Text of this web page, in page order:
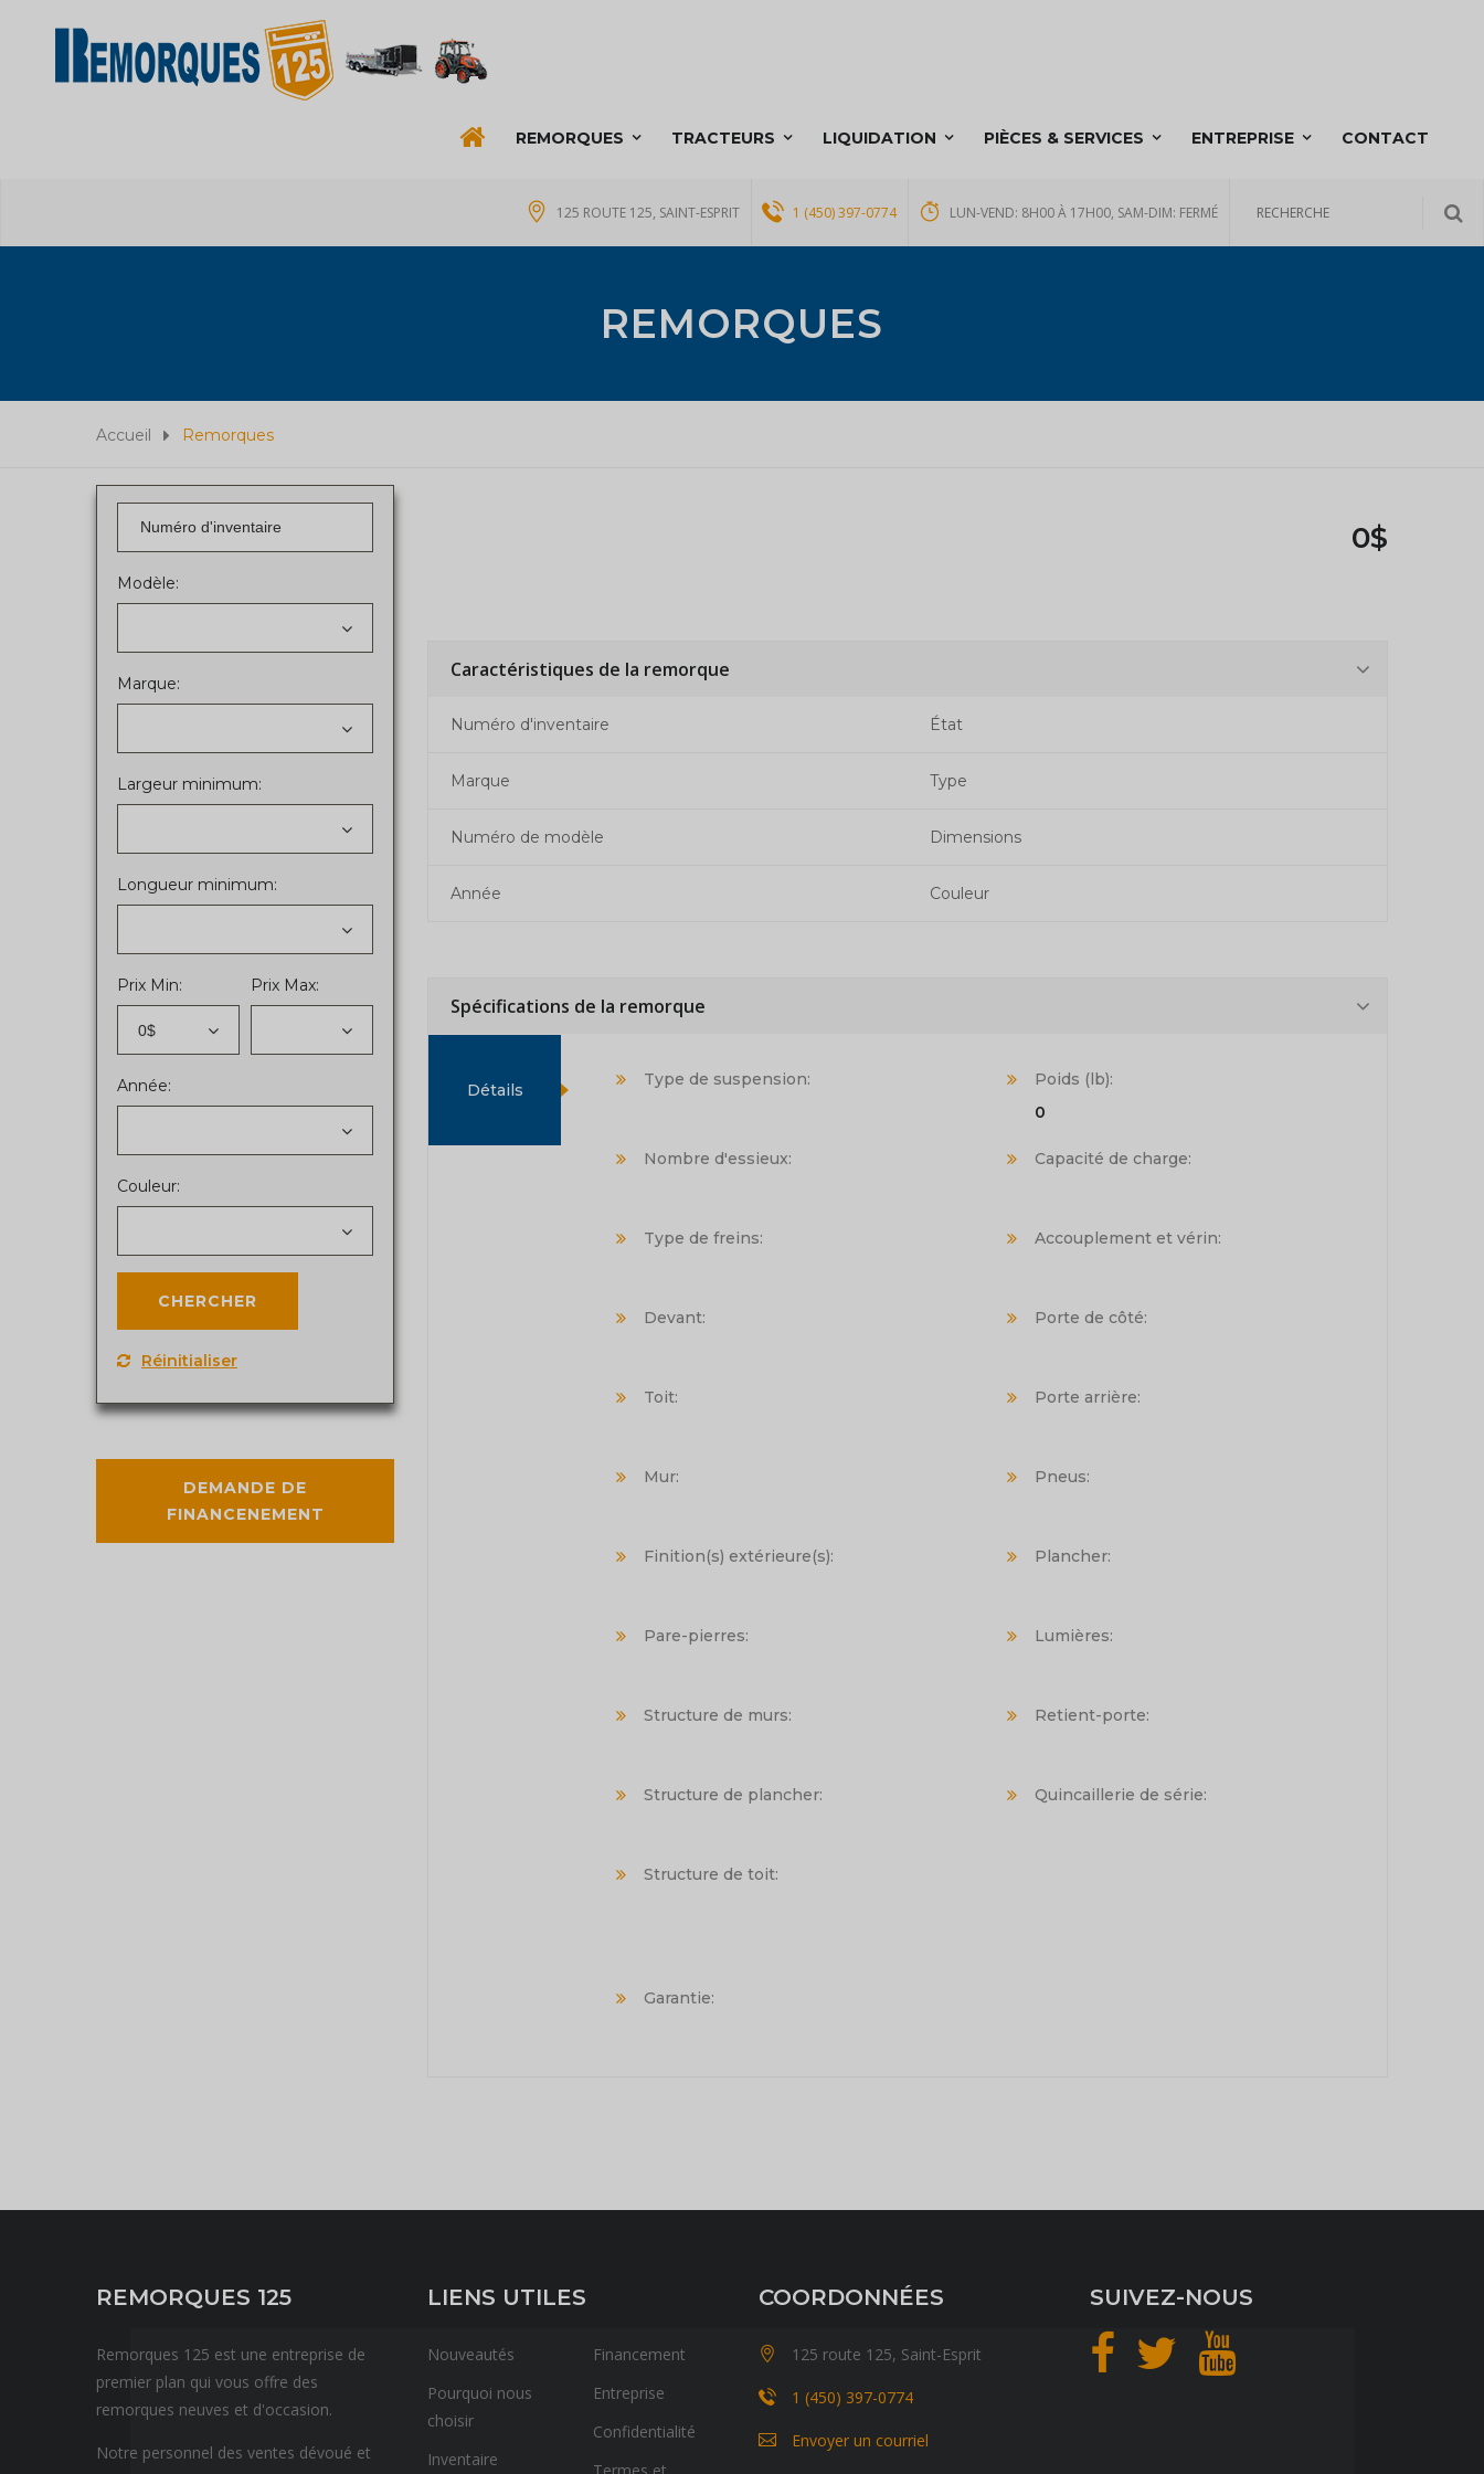
REMORQUES TRACTEURS LIQUIDATION PIÈCES & SERVICES ENTREPRISE CONTACT
125 ROUTE 125, SAINT-ESPRIT 1 (450) 397-0774 LUN-VEND: 8H00 À 17H00, SAM-DIM: FERMÉ
REMORQUES
Accueil Remorques
Modèle:
Marque:
Largeur minimum:
Longueur minimum:
Prix Min:
0$
Prix Max:
Année:
Couleur:
Réinitialiser
DEMANDE DE
FINANCENEMENT
0$
Caractéristiques de la remorque
Numéro d'inventaire
Marque
Numéro de modèle
Année
État
Type
Dimensions
Couleur
Spécifications de la remorque
Détails
Type de suspension:
Nombre d'essieux:
Type de freins:
Devant:
Toit:
Mur:
Finition(s) extérieure(s):
Pare-pierres:
Structure de murs:
Structure de plancher:
Structure de toit:
Poids (lb):
0
Capacité de charge:
Accouplement et vérin:
Porte de côté:
Porte arrière:
Pneus:
Plancher:
Lumières:
Retient-porte:
Quincaillerie de série:
Garantie:
REMORQUES 125
Remorques 125 est une entreprise de
premier plan qui vous offre des
remorques neuves et d'occasion.
Notre personnel des ventes dévoué et
LIENS UTILES
Nouveautés
Pourquoi nous
choisir
Inventaire
Financement
Entreprise
Confidentialité
Termes et
COORDONNÉES
125 route 125, Saint-Esprit
1 (450) 397-0774
Envoyer un courriel
SUIVEZ-NOUS